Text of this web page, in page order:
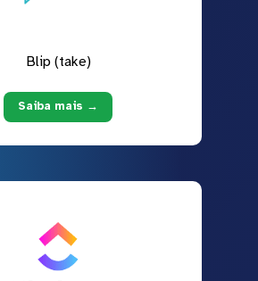
Blip (take)
Saiba mais →